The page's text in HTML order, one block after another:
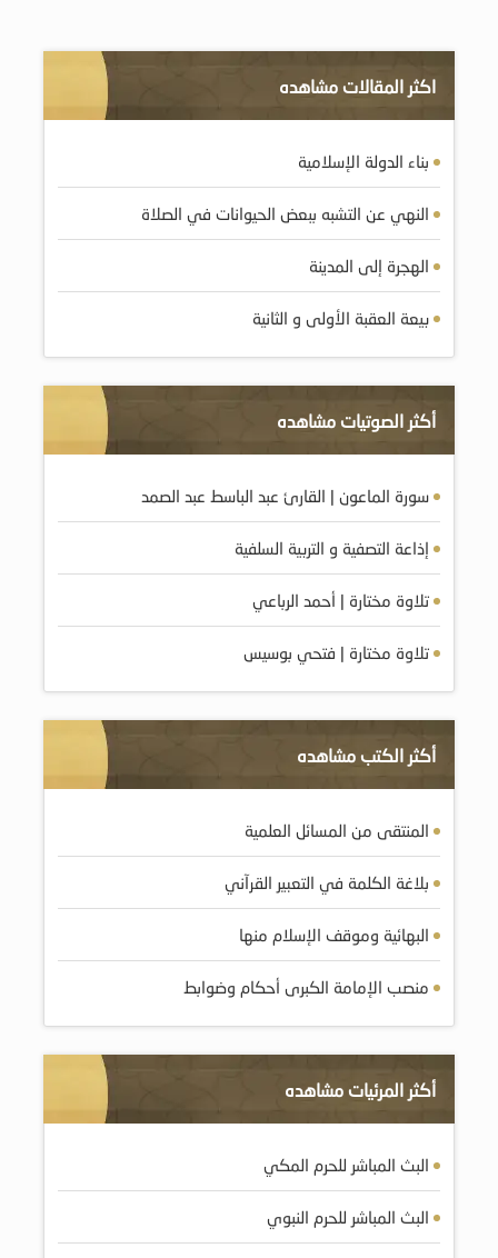
اكثر المقالات مشاهده
بناء الدولة الإسلامية
النهي عن التشبه ببعض الحيوانات في الصلاة
الهجرة إلى المدينة
بيعة العقبة الأولى و الثانية
أكثر الصوتيات مشاهده
سورة الماعون | القارئ عبد الباسط عبد الصمد
إذاعة التصفية و التربية السلفية
تلاوة مختارة | أحمد الرباعي
تلاوة مختارة | فتحي بوسيس
أكثر الكتب مشاهده
المنتقى من المسائل العلمية
بلاغة الكلمة في التعبير القرآني
البهائية وموقف الإسلام منها
منصب الإمامة الكبرى أحكام وضوابط
أكثر المرئيات مشاهده
البث المباشر للحرم المكي
البث المباشر للحرم النبوي